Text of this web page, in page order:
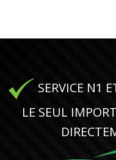
SERVICE N1
LE SEUL